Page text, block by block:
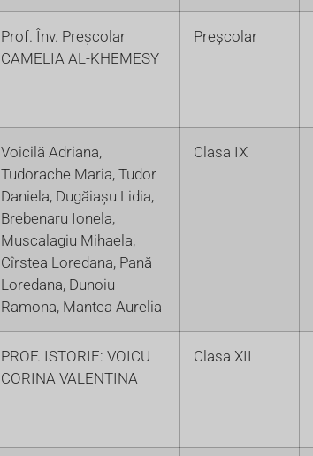
Prof. Înv. Preșcolar
CAMELIA AL-KHEMESY
Preșcolar
Voicilă Adriana,
Tudorache Maria, Tudor
Daniela, Dugăiașu Lidia,
Brebenaru Ionela,
Muscalagiu Mihaela,
Cîrstea Loredana, Pană
Loredana, Dunoiu
Ramona, Mantea Aurelia
Clasa IX
PROF. ISTORIE: VOICU
CORINA VALENTINA
Clasa XII